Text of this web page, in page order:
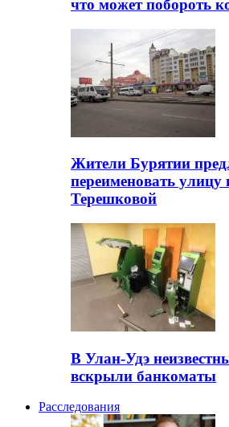
что может побороть
Жители Бурятии
переименовать
Терешковой
В Улан-Удэ
вскрыли банкоматы
Расследования